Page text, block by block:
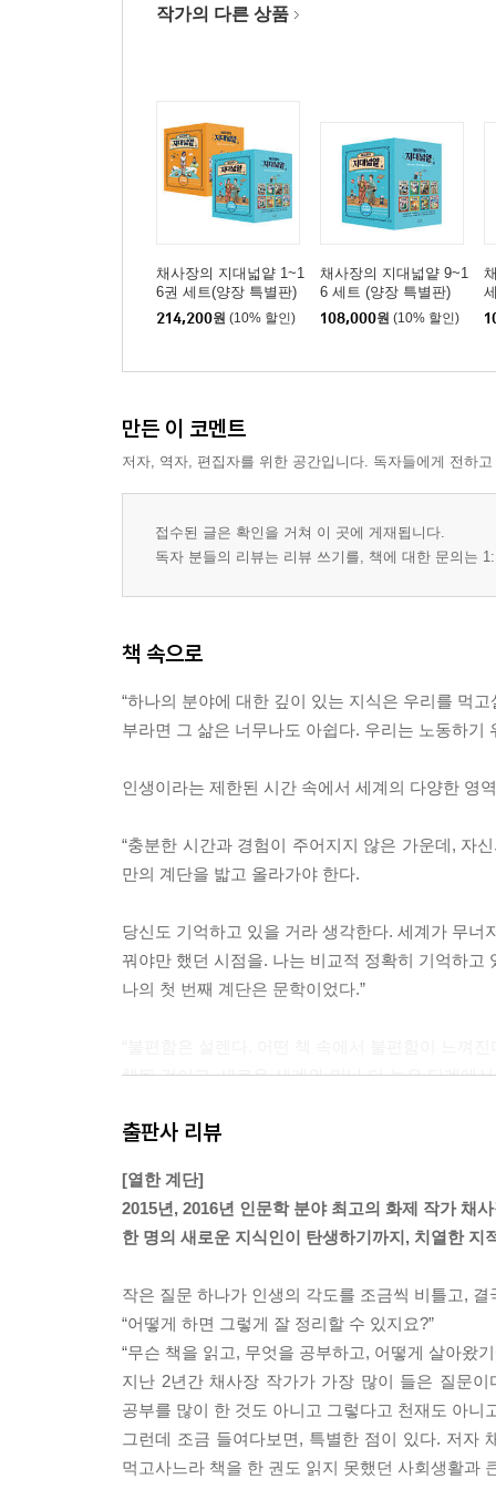
작가의 다른 상품
채사장의 지대넓얕 1~1
6권 세트(양장 특별판)
214,200원 (10% 할인)
채사장의 지대넓얕 9~1
6 세트 (양장 특별판)
108,000원 (10% 할인)
만든 이 코멘트
저자, 역자, 편집자를 위한 공간입니다. 독자들에게 전하
접수된 글은 확인을 거쳐 이 곳에 게재됩니다.
독자 분들의 리뷰는 리뷰 쓰기를, 책에 대한 문의는
책 속으로
“하나의 분야에 대한 깊이 있는 지식은 우리를 먹
부라면 그 삶은 너무나도 아쉽다. 우리는 노동하
인생이라는 제한된 시간 속에서 세계의 다양한 영
“충분한 시간과 경험이 주어지지 않은 가운데, 자
만의 계단을 밟고 올라가야 한다.
당신도 기억하고 있을 거라 생각한다. 세계가 무
꿔야만 했던 시점을. 나는 비교적 정확히 기억하
나의 첫 번째 계단은 문학이었다.”
체될 것이고, 새로운 세계와 만나 더 높은 단계에
금도 무섭지 않았다. 쏟아질 듯한 별들 때문이었
밤하늘에 별들의 강이라는 게 있을 리가 없지 않
확히 알았다. 그건 사실이었다. 밤하늘에는 실제
이제 그만 살아도 되겠다고 생각한 건 바로 그때
래를 관통하는 나의 삶 전체를 통틀어 가장 행복
름다운 자연 속에 너무도 좋은 사람들과 이렇게
간임을 선명하게 알 수 있었다. 그러니 더 살아간
젊은 나의 생각은 옳았다. 그때 이후로 단 한 번도
출판사 리뷰
[열한 계단]
2015년, 2016년 인문학 분야 최고의 화제 작가 채
한 명의 새로운 지식인이 탄생하기까지, 치열한 지
작은 질문 하나가 인생의 각도를 조금씩 비틀고,
“어떻게 하면 그렇게 잘 정리할 수 있지요?”
“무슨 책을 읽고, 무엇을 공부하고, 어떻게 살아왔
지난 2년간 채사장 작가가 가장 많이 들은 질문
공부를 많이 한 것도 아니고 그렇다고 천재도 아
그런데 조금 들여다보면, 특별한 점이 있다. 저자
먹고사느라 책을 한 권도 읽지 못했던 사회생활과